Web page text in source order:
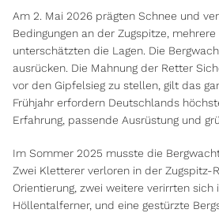
Am 2. Mai 2026 prägten Schnee und
Bedingungen an der Zugspitze, mehrere
unterschätzten die Lagen. Die
ausrücken. Die Mahnung der Retter
vor den Gipfelsieg zu stellen, gilt das
Frühjahr erfordern Deutschlands
Erfahrung, passende Ausrüstung und
Im Sommer 2025 musste die
Zwei Kletterer verloren in der Zugspitz-
Orientierung, zwei weitere verirrten
Höllentalferner, und eine gestürzte